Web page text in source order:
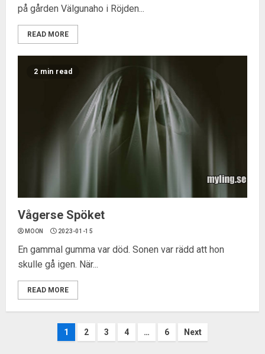
på gården Välgunaho i Röjden...
READ MORE
2 min read
Vågerse Spöket
MOON 2023-01-15
En gammal gumma var död. Sonen var rädd att hon
skulle gå igen. När...
READ MORE
Inläggsnavigering
1 2 3 4 … 6 Next